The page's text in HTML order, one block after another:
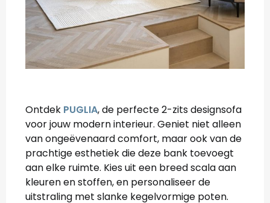
Ontdek PUGLIA, de perfecte 2-zits designsofa
voor jouw modern interieur. Geniet niet alleen
van ongeëvenaard comfort, maar ook van de
prachtige esthetiek die deze bank toevoegt
aan elke ruimte. Kies uit een breed scala aan
kleuren en stoffen, en personaliseer de
uitstraling met slanke kegelvormige poten.